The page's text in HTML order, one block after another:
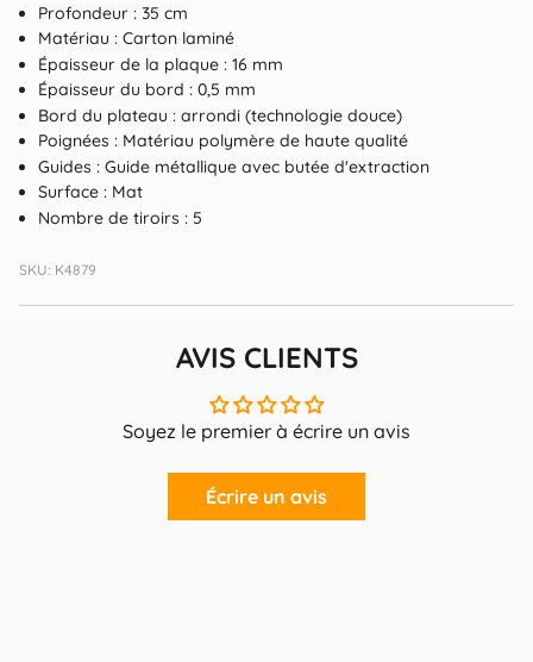
Profondeur : 35 cm
Matériau : Carton laminé
Épaisseur de la plaque : 16 mm
Épaisseur du bord : 0,5 mm
Bord du plateau : arrondi (technologie douce)
Poignées : Matériau polymère de haute qualité
Guides : Guide métallique avec butée d'extraction
Surface : Mat
Nombre de tiroirs : 5
SKU: K4879
AVIS CLIENTS
Soyez le premier à écrire un avis
Écrire un avis